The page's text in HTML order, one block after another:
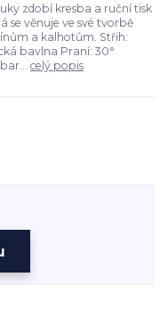
zdobí kresba a ruční tisk
se věnuje ve své tvorbě
a kalhotům. Střih:
bavlna Praní: 30°
celý popis